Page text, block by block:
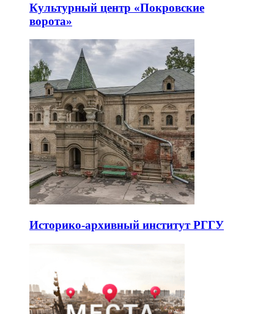
Культурный центр «Покровские
ворота»
Историко-архивный институт РГГУ